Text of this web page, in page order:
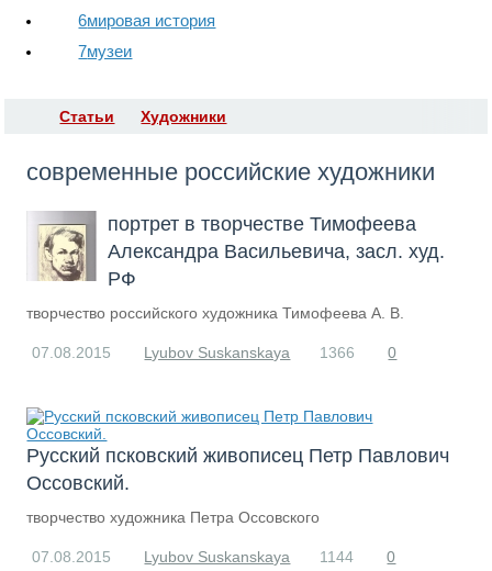
6мировая история
7музеи
Статьи Художники
современные российские художники
портрет в творчестве Тимофеева
Александра Васильевича, засл. худ.
РФ
творчество российского художника Тимофеева А. В.
07.08.2015 Lyubov Suskanskaya 1366 0
Русский псковский живописец Петр Павлович
Оссовский.
творчество художника Петра Оссовского
07.08.2015 Lyubov Suskanskaya 1144 0